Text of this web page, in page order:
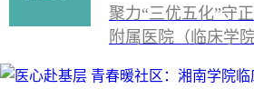
聚力“三优五化”守
附属医院（临床学